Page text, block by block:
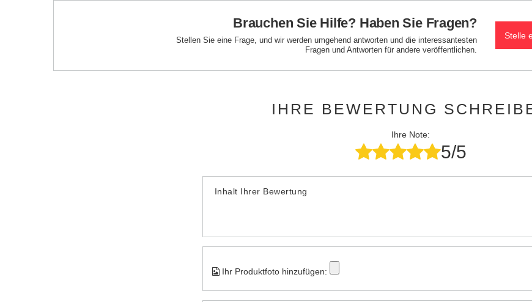
Brauchen Sie Hilfe? Haben Sie Fragen?
Stellen Sie eine Frage, und wir werden umgehend antworten und die interessantesten
Fragen und Antworten für andere veröffentlichen.
Stelle
IHRE BEWERTUNG
Ihre Note:
5/5
Inhalt Ihrer Bewertung
Ihr Produktfoto hinzufügen: